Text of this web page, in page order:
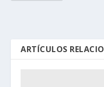
ARTÍCULOS